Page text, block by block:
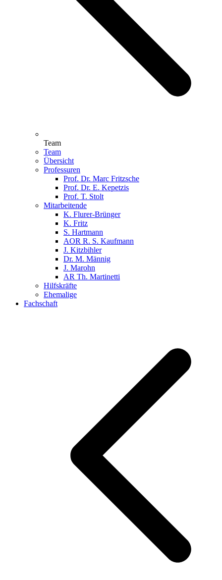
Team
Team
Übersicht
Professuren
Prof. Dr. Marc Fritzsche
Prof. Dr. E. Kepetzis
Prof. T. Stolt
Mitarbeitende
K. Flurer-Brünger
K. Fritz
S. Hartmann
AOR R. S. Kaufmann
J. Kitzbihler
Dr. M. Männig
J. Marohn
AR Th. Martinetti
Hilfskräfte
Ehemalige
Fachschaft